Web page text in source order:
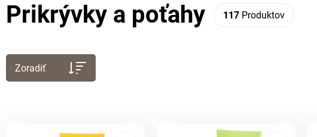
Prikrývky a poťahy 117 Produktov
Zoradiť